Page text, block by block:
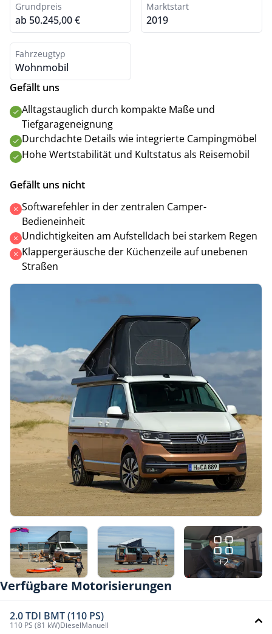
Grundpreis
ab 50.245,00 €
Marktstart
2019
Fahrzeugtyp
Wohnmobil
Gefällt uns
Alltagstauglich durch kompakte Maße und
Tiefgarageneignung
Durchdachte Details wie integrierte Campingmöbel
Hohe Wertstabilität und Kultstatus als Reisemobil
Gefällt uns nicht
Softwarefehler in der zentralen Camper-
Bedieneinheit
Undichtigkeiten am Aufstelldach bei starkem Regen
Klappergeräusche der Küchenzeile auf unebenen
Straßen
+2
Verfügbare Motorisierungen
2.0 TDI BMT (110 PS)
110 PS (81 kW)DieselManuell